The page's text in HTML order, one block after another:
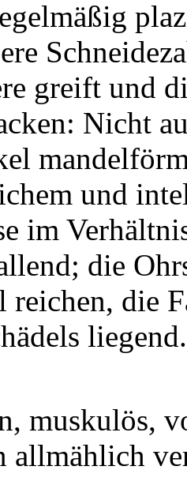
greift und
Nicht
und
im
die
die
muskulös,
allmählich